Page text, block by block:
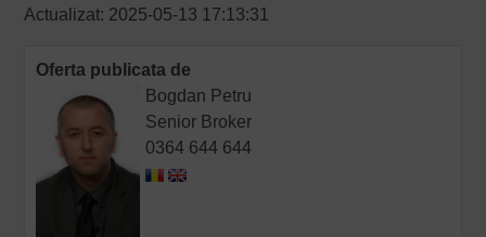
Actualizat: 2025-05-13 17:13:31
Oferta publicata de
Bogdan Petru
Senior Broker
0364 644 644